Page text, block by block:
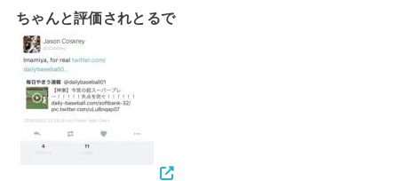
ちゃんと評価されとるで